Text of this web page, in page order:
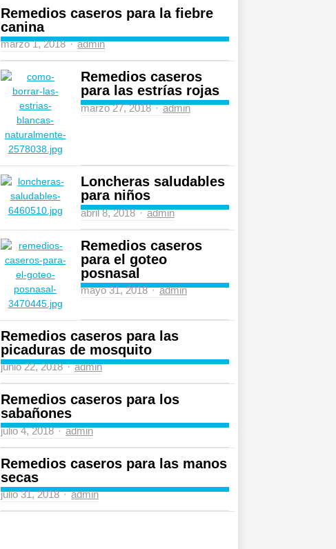
Remedios caseros para la fiebre
canina
marzo 1, 2018 Author
admin
Remedios caseros
para las estrías rojas
marzo 27, 2018 Author
admin
Loncheras saludables
para niños
abril 8, 2018 Author
admin
Remedios caseros
para el goteo
posnasal
mayo 31, 2018 Author
admin
Remedios caseros para las
picaduras de mosquito
junio 22, 2018 Author
admin
Remedios caseros para los
sabañones
julio 4, 2018 Author
admin
Remedios caseros para las manos
secas
julio 31, 2018 Author
admin